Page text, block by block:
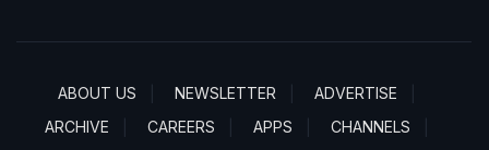
ABOUT US NEWSLETTER
ADVERTISE
ARCHIVE
CAREERS APPS
CHANNELS